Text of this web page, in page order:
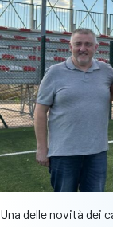
Una delle novità dei